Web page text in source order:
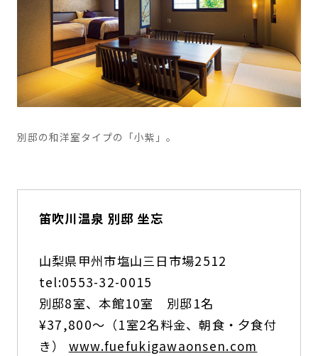
別邸の和洋室タイプの「小紫」。
笛吹川温泉 別邸 坐忘
山梨県甲州市塩山三日市場2512
tel:0553-32-0015
別邸8室、本館10室 別邸1名
¥37,800〜（1室2名料金、朝食・夕食付
き） www.fuefukigawaonsen.com